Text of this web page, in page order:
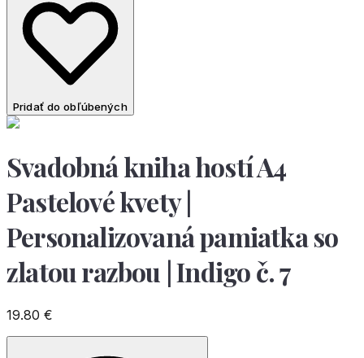
Pridať do obľúbených
Svadobná kniha hostí A4
Pastelové kvety |
Personalizovaná pamiatka so
zlatou razbou | Indigo č. 7
19.80 €